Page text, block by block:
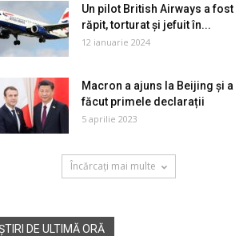
Un pilot British Airways a fost
răpit, torturat și jefuit în...
12 ianuarie 2024
Macron a ajuns la Beijing și a
făcut primele declarații
5 aprilie 2023
Încărcați mai multe
DE ULTIMĂ ORĂ